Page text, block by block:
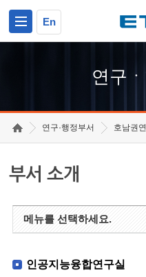
En
연구
연구·행정부서 호남권
부서 소개
메뉴를 선택하세요.
인공지능융합연구실